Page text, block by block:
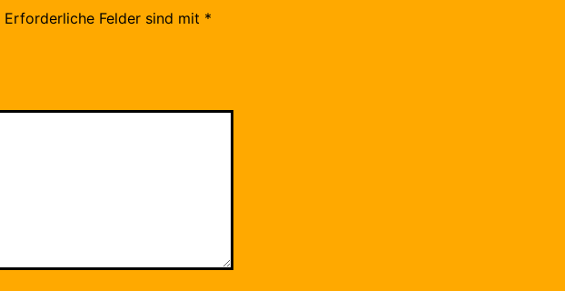
Erforderliche Felder sind mit *